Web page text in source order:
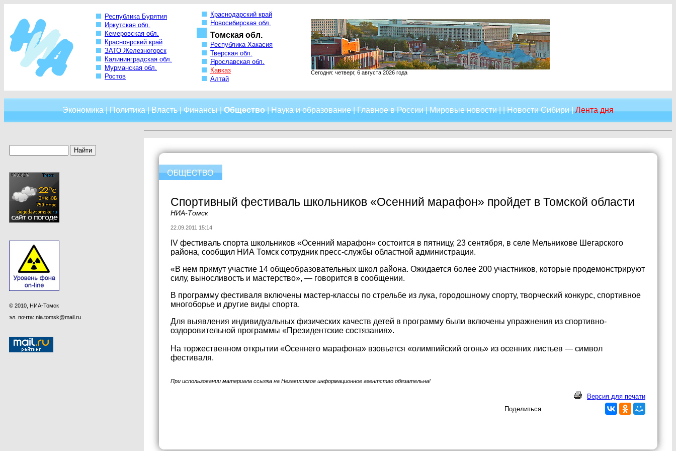
Республика Бурятия
Иркутская обл.
Кемеровская обл.
Красноярский край
ЗАТО Железногорск
Калининградская обл.
Мурманская обл.
Ростов
Краснодарский край
Новосибирская обл.
Томская обл.
Республика Хакасия
Тверская обл.
Ярославская обл.
Кавказ
Алтай
Сегодня: четверг, 6 августа 2026 года
Экономика|Политика|Власть|Финансы|Общество|Наука и образование|Главное в России|Мировые новости| |Новости Сибири|Лента дня
© 2010, НИА-Томск
эл. почта: nia.tomsk@mail.ru
Спортивный фестиваль школьников «Осенний марафон» пройдет в Томской области
НИА-Томск
22.09.2011 15:14
IV фестиваль спорта школьников «Осенний марафон» состоится в пятницу, 23 сентября, в селе Мельникове Шегарского
района, сообщил НИА Томск сотрудник пресс-службы областной администрации.
«В нем примут участие 14 общеобразовательных школ района. Ожидается более 200 участников, которые продемонстрируют
силу, выносливость и мастерство», — говорится в сообщении.
В программу фестиваля включены мастер-классы по стрельбе из лука, городошному спорту, творческий конкурс, спортивное
многоборье и другие виды спорта.
Для выявления индивидуальных физических качеств детей в программу были включены упражнения из спортивно-
оздоровительной программы «Президентские состязания».
На торжественном открытии «Осеннего марафона» взовьется «олимпийский огонь» из осенних листьев — символ
фестиваля.
При использовании материала ссылка на Независимое информационное агентство обязательна!
Версия для печати
Поделиться